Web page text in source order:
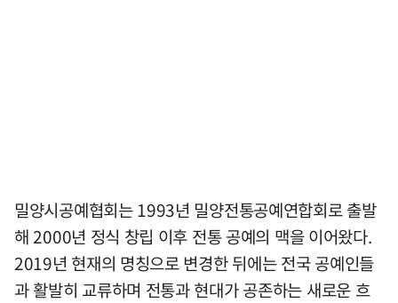
밀양시공예협회는 1993년 밀양전통공예연합회로 출발
해 2000년 정식 창립 이후 전통 공예의 맥을 이어왔다.
2019년 현재의 명칭으로 변경한 뒤에는 전국 공예인들
과 활발히 교류하며 전통과 현대가 공존하는 새로운 흐